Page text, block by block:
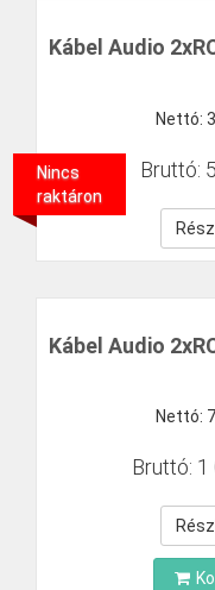
Kábel Audio
Nettó:
Bruttó:
Nincs
raktáron
Kábel Audio
Nettó:
Bruttó: 1